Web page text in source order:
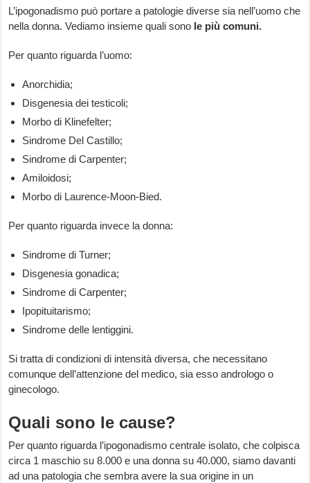
L’ipogonadismo può portare a patologie diverse sia nell’uomo che
nella donna. Vediamo insieme quali sono le più comuni.
Per quanto riguarda l’uomo:
Anorchidia;
Disgenesia dei testicoli;
Morbo di Klinefelter;
Sindrome Del Castillo;
Sindrome di Carpenter;
Amiloidosi;
Morbo di Laurence-Moon-Bied.
Per quanto riguarda invece la donna:
Sindrome di Turner;
Disgenesia gonadica;
Sindrome di Carpenter;
Ipopituitarismo;
Sindrome delle lentiggini.
Si tratta di condizioni di intensità diversa, che necessitano
comunque dell’attenzione del medico, sia esso andrologo o
ginecologo.
Quali sono le cause?
Per quanto riguarda l’ipogonadismo centrale isolato, che colpisca
circa 1 maschio su 8.000 e una donna su 40.000, siamo davanti
ad una patologia che sembra avere la sua origine in un